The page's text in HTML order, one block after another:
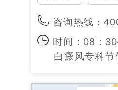
咨询热线：
时间：08：
白癜风专科节